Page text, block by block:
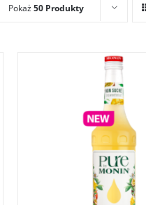
Pokaż50 Produkty